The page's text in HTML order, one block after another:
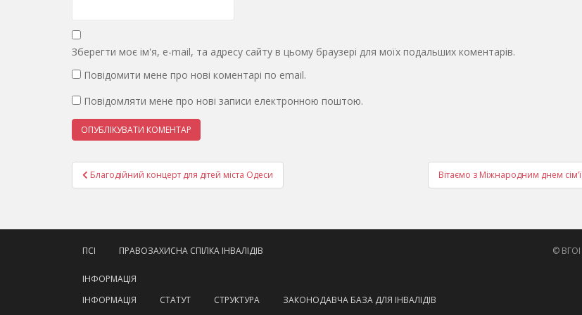
Зберегти моє ім'я, e-mail, та адресу сайту в цьому браузері для моїх подальших коментарів.
Повідомити мене про нові коментарі по email.
Повідомляти мене про нові записи електронною поштою.
Навігація
записів
Благодійний концерт для дітей міста Одеси Вітаємо з Міжнародним днем сім’ї
ПСІ ПРАВОЗАХИСНА СПІЛКА ІНВАЛІДІВ
ІНФОРМАЦІЯ
ІНФОРМАЦІЯ
СТАТУТ СТРУКТУРА
ЗАКОНОДАВЧА БАЗА ДЛЯ ІНВАЛІДІВ
© ВГОІ